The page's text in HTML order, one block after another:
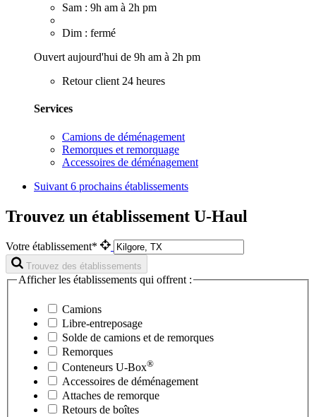
Sam : 9h am à 2h pm
Dim : fermé
Ouvert aujourd'hui de 9h am à 2h pm
Retour client 24 heures
Services
Camions de déménagement
Remorques et remorquage
Accessoires de déménagement
Suivant 6 prochains établissements
Trouvez un établissement U-Haul
Votre établissement*
Trouvez des établissements
Afficher les établissements qui offrent :
Camions
Libre-entreposage
Solde de camions et de remorques
Remorques
Conteneurs U-Box®
Accessoires de déménagement
Attaches de remorque
Retours de boîtes